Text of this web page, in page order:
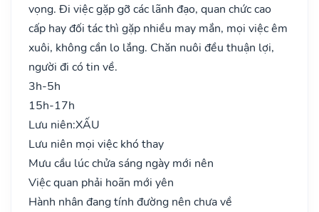
vọng. Đi việc gặp gỡ các lãnh đạo, quan chức cao
cấp hay đối tác thì gặp nhiều may mắn, mọi việc êm
xuôi, không cần lo lắng. Chăn nuôi đều thuận lợi,
người đi có tin về.
3h-5h
15h-17h
Lưu niên:XẤU
Lưu niên mọi việc khó thay
Mưu cầu lúc chửa sáng ngày mới nên
Việc quan phải hoãn mới yên
Hành nhân đang tính đường nên chưa về